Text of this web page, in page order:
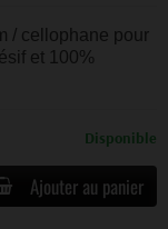
/ cellophane pour
et 100%
Disponible
Ajouter au panier